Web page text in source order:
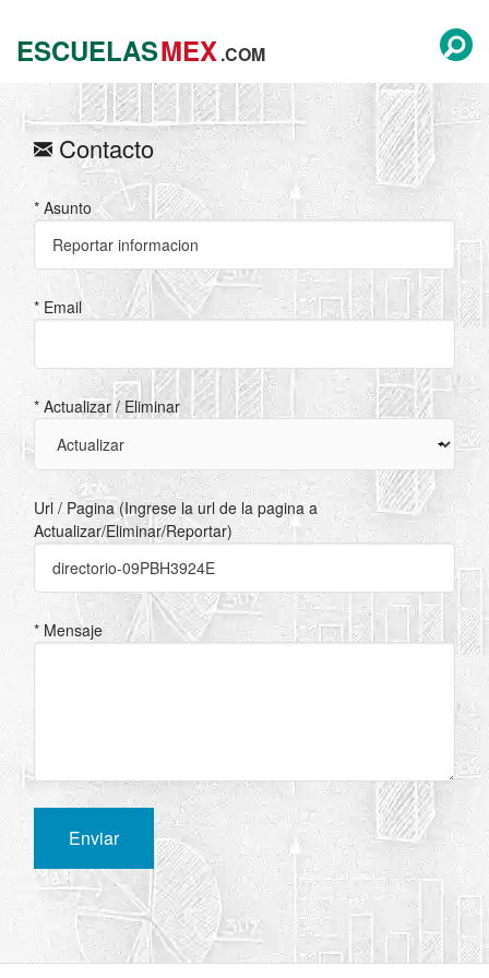
ESCUELASMEX.COM
Contacto
* Asunto
* Email
* Actualizar / Eliminar
Url / Pagina (Ingrese la url de la pagina a
Actualizar/Eliminar/Reportar)
* Mensaje
Enviar